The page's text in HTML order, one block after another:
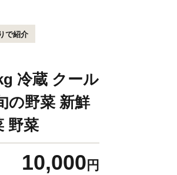
で紹介
冷蔵 クール
の野菜 新鮮
野菜
10,000 円